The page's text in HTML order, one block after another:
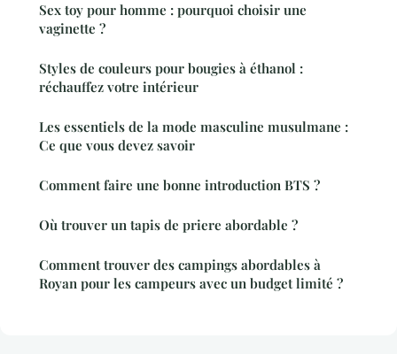
Sex toy pour homme : pourquoi choisir une
vaginette ?
Styles de couleurs pour bougies à éthanol :
réchauffez votre intérieur
Les essentiels de la mode masculine musulmane :
Ce que vous devez savoir
Comment faire une bonne introduction BTS ?
Où trouver un tapis de priere abordable ?
Comment trouver des campings abordables à
Royan pour les campeurs avec un budget limité ?